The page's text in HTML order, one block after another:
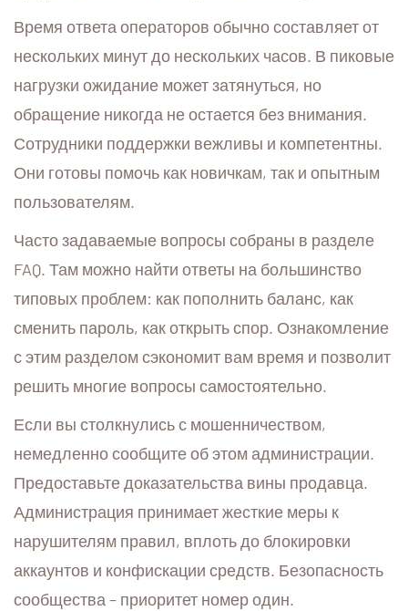
Время ответа операторов обычно составляет от
нескольких минут до нескольких часов. В пиковые
нагрузки ожидание может затянуться, но
обращение никогда не остается без внимания.
Сотрудники поддержки вежливы и компетентны.
Они готовы помочь как новичкам, так и опытным
пользователям.
Часто задаваемые вопросы собраны в разделе
FAQ. Там можно найти ответы на большинство
типовых проблем: как пополнить баланс, как
сменить пароль, как открыть спор. Ознакомление
с этим разделом сэкономит вам время и позволит
решить многие вопросы самостоятельно.
Если вы столкнулись с мошенничеством,
немедленно сообщите об этом администрации.
Предоставьте доказательства вины продавца.
Администрация принимает жесткие меры к
нарушителям правил, вплоть до блокировки
аккаунтов и конфискации средств. Безопасность
сообщества – приоритет номер один.